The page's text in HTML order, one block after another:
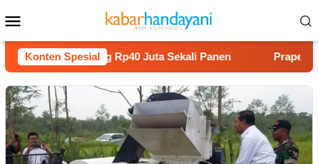
ke
kontenMobile
Konten Spesial
Untung Rp40 Juta Sekali Panen Praperadilan